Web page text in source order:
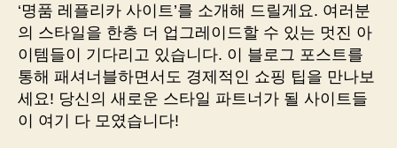
‘명품 레플리카 사이트’를 소개해 드릴게요. 여러분
의 스타일을 한층 더 업그레이드할 수 있는 멋진 아
이템들이 기다리고 있습니다. 이 블로그 포스트를
통해 패셔너블하면서도 경제적인 쇼핑 팁을 만나보
세요! 당신의 새로운 스타일 파트너가 될 사이트들
이 여기 다 모였습니다!